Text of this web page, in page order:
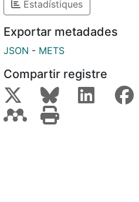
Estadístiques
Exportar metadades
JSON - METS
Compartir registre